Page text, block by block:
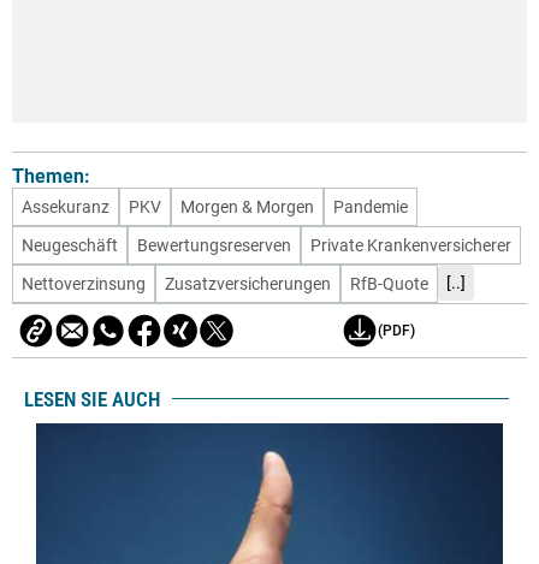
Themen:
Assekuranz PKV Morgen & Morgen
Pandemie
Neugeschäft
Bewertungsreserven
Private Krankenversicherer
Nettoverzinsung
Zusatzversicherungen RfB-Quote [..]
(PDF)
LESEN SIE AUCH